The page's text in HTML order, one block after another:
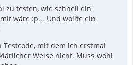
zu testen, wie schnell ein
wäre :p... Und wollte ein
mit dem ich erstmal
Weise nicht. Muss wohl